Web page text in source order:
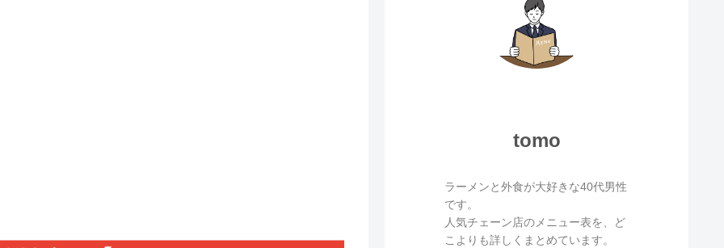
tomo
ラーメンと外食が大好きな40代男性
です。
人気チェーン店のメニュー表を、ど
こよりも詳しくまとめています。